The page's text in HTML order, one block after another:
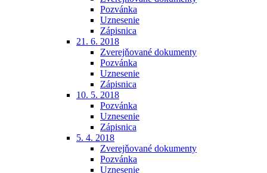
Pozvánka
Uznesenie
Zápisnica
21. 6. 2018
Zverejňované dokumenty
Pozvánka
Uznesenie
Zápisnica
10. 5. 2018
Pozvánka
Uznesenie
Zápisnica
5. 4. 2018
Zverejňované dokumenty
Pozvánka
Uznesenie